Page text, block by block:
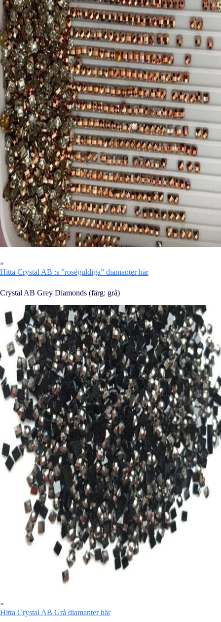
»
Hitta Crystal AB :s ”roséguldiga” diamanter här
Crystal AB Grey Diamonds (färg: grå)
»
Hitta Crystal AB Grå diamanter här